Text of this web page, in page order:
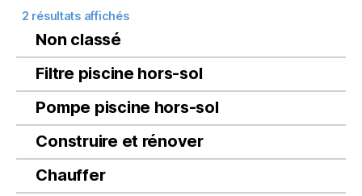
2 résultats affichés
Non classé
Filtre piscine hors-sol
Pompe piscine hors-sol
Construire et rénover
Chauffer